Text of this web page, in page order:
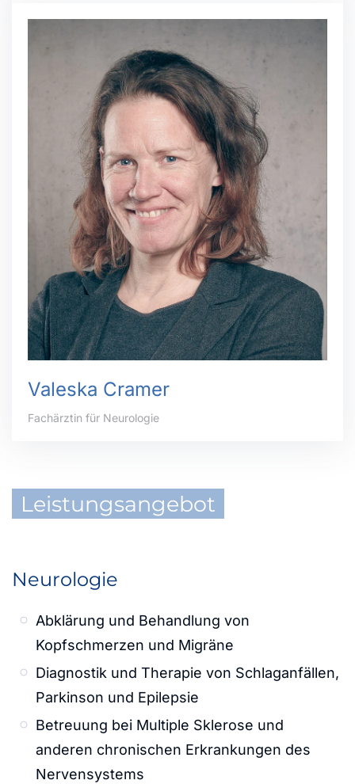
Valeska Cramer
Fachärztin für Neurologie
Leistungsangebot
Neurologie
Abklärung und Behandlung von
Kopfschmerzen und Migräne
Diagnostik und Therapie von Schlaganfällen,
Parkinson und Epilepsie
Betreuung bei Multiple Sklerose und
anderen chronischen Erkrankungen des
Nervensystems